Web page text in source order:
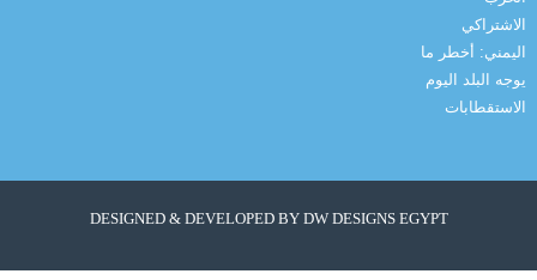
DESIGNED & DEVELOPED BYDW DESIGNS EGYPT